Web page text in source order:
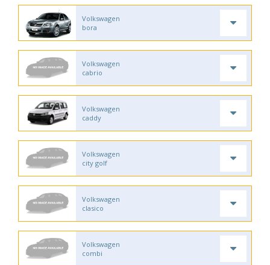
Volkswagen
bora
Volkswagen
cabrio
Volkswagen
caddy
Volkswagen
city golf
Volkswagen
clasico
Volkswagen
combi